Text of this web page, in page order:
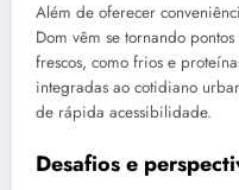
Além de oferecer
Dom vêm se tornando
frescos, como frios e
integradas ao cotidiano
de rápida acessibilidade.
Desafios e